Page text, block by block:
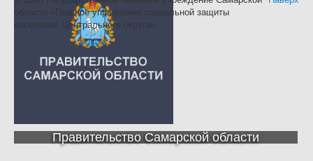
Правительство Самарской области
области «Главное управление социальной защиты
населения Центрального округа»